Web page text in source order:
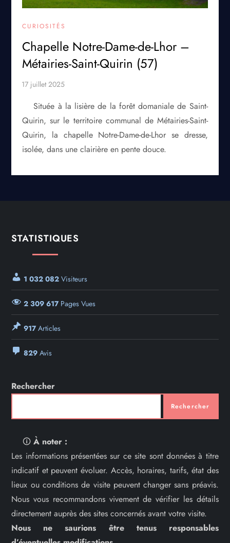
CURIOSITÉS
Chapelle Notre-Dame-de-Lhor –
Métairies-Saint-Quirin (57)
Située à la lisière de la forêt domaniale de Saint-
Quirin, sur le territoire communal de Métairies-Saint-
Quirin, la chapelle Notre-Dame-de-Lhor se dresse,
isolée, dans une clairière en pente douce.
STATISTIQUES
1 032 082 Visiteurs
2 309 617Pages Vues
917Articles
829 Avis
Rechercher
Rechercher
🛈À noter :
Les informations présentées sur ce site sont données à titre
indicatif et peuvent évoluer. Accès, horaires, tarifs, état des
lieux ou conditions de visite peuvent changer sans préavis.
Nous vous recommandons vivement de vérifier les détails
directement auprès des sites concernés avant votre visite.
Nous ne saurions être tenus responsables